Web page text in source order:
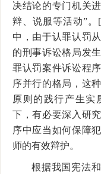
决结论的专门机关
辩、说服等活动”
中，由于认罪认罚
的刑事诉讼格局发
罪认罚案件诉讼程
序并行的格局，这
原则的践行产生实
下，有必要深入研
序中应当如何保障
师的有效辩护。
根据我国宪法